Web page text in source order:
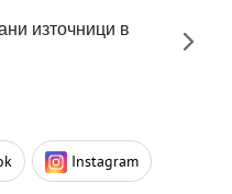
източници в
Instagram